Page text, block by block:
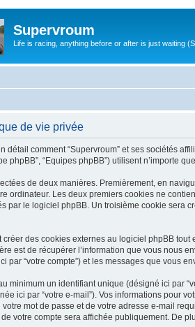
Supervroum
Life is racing, anything before or after is just waiting
de vie privée
comment “Supervroum” et ses sociétés
phpBB”, “Equipes phpBB”) utilisent n’importe
de deux manières. Premièrement, en
ordinateur. Les deux premiers cookies ne
par le logiciel phpBB. Un troisième cookie sera
des cookies externes au logiciel phpBB
est de récupérer l’information que vous nous
par “votre compte”) et les messages que vous
minimum un identifiant unique (désigné ici par
ici par “votre e-mail”). Vos informations pour
votre mot de passe et de votre adresse e-mail
votre compte sera affichée publiquement. De